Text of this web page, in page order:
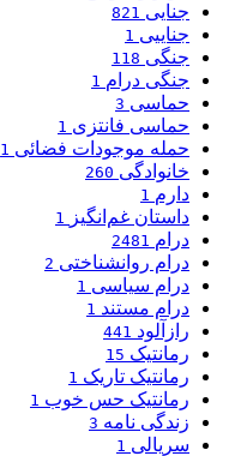
جنایی 821
جناییی 1
جنگی 118
جنگی درام 1
حماسی 3
حماسی فانتزی 1
حمله موجودات فضائی 1
خانوادگی 260
دارم 1
داستان غم‌انگیز 1
درام 2481
درام روانشناختی 2
درام سیاسی 1
درام مستند 1
رازآلود 441
رمانتیک 15
رمانتیک تاریک 1
رمانتیک حس خوب 1
زندگی نامه 3
سریالی 1